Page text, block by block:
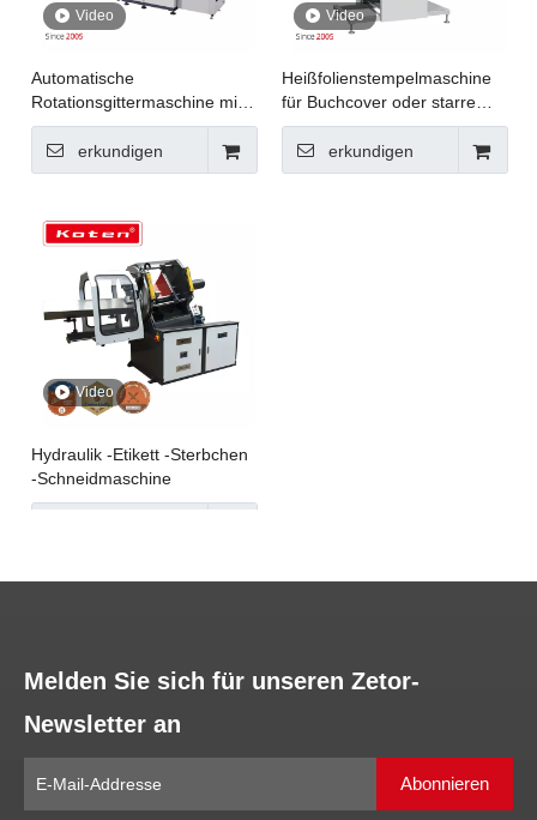
Video
Automatische
Rotationsgittermaschine mit
Autoabfällen.
erkundigen
Video
Heißfolienstempelmaschine
für Buchcover oder starre
Kisten
erkundigen
Video
Hydraulik -Etikett -Sterbchen
-Schneidmaschine
Melden Sie sich für unseren Zetor-
Newsletter an
Abonnieren